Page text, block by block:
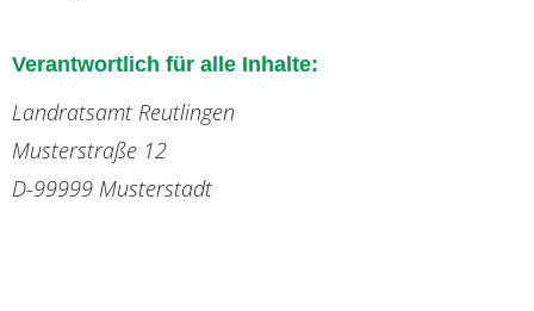
Verantwortlich für alle Inhalte:
Landratsamt Reutlingen
Musterstraße 12
D-99999 Musterstadt